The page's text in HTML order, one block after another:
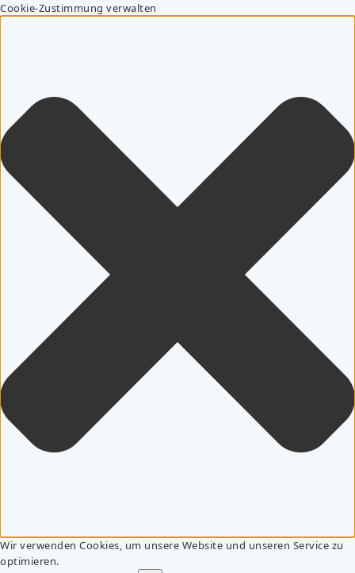
Cookie-Zustimmung verwalten
Wir verwenden Cookies, um unsere Website und unseren Service zu
optimieren.